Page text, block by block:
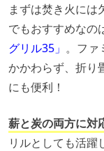
まずは焚き火には
でもおすすめなの
グリル35」 。ファ
かかわらず、折り
にも便利！
薪と炭の両方に対
リルとしても活躍